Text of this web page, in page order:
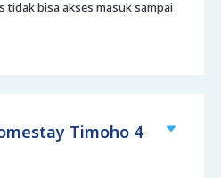
tidak bisa akses masuk sampai
Timoho 4